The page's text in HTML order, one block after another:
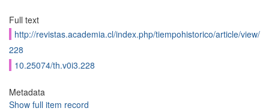
Full text
http://revistas.academia.cl/index.php/tiempohistorico/article/view/
228
10.25074/th.v0i3.228
Metadata
Show full item record